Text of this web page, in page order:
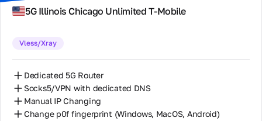
30 Days / ∞ GB / $162.00
5G Illinois Chiсago Unlimited T-Mobile
Vless/Xray
Dedicated 5G Router
Socks5/VPN with dedicated DNS
Manual IP Changing
Change p0f fingerprint (Windows, MacOS, Android)